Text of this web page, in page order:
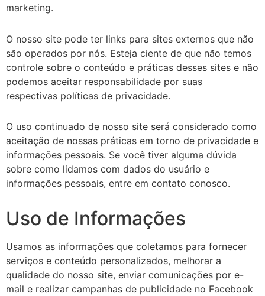
marketing.
O nosso site pode ter links para sites externos que não
são operados por nós. Esteja ciente de que não temos
controle sobre o conteúdo e práticas desses sites e não
podemos aceitar responsabilidade por suas
respectivas políticas de privacidade.
O uso continuado de nosso site será considerado como
aceitação de nossas práticas em torno de privacidade e
informações pessoais. Se você tiver alguma dúvida
sobre como lidamos com dados do usuário e
informações pessoais, entre em contato conosco.
Uso de Informações
Usamos as informações que coletamos para fornecer
serviços e conteúdo personalizados, melhorar a
qualidade do nosso site, enviar comunicações por e-
mail e realizar campanhas de publicidade no Facebook